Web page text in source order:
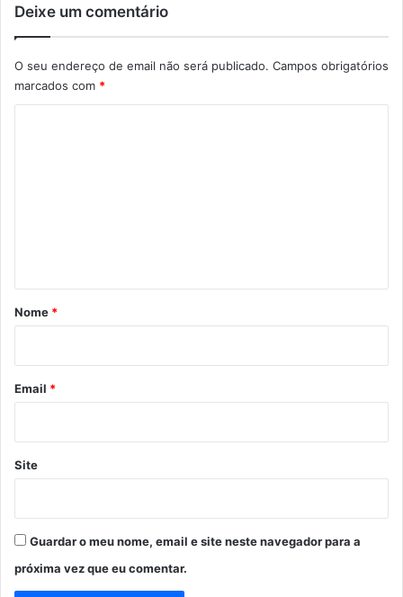
Deixe um comentário
O seu endereço de email não será publicado. Campos obrigatórios
marcados com *
r
*
Nome *
Email *
Site
Guardar o meu nome, email e site neste navegador para a
próxima vez que eu comentar.